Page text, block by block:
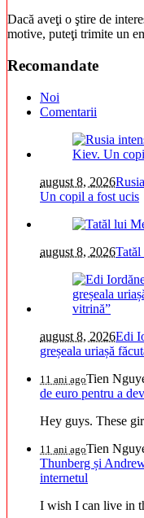
Dacă aveţi o ştire de
motive, puteţi trimite un
Recomandate
Noi
Comentarii
august 8, 2026
Un copil a fost ucis
august 8, 2026Tatăl
august 8, 2026Edi
greșeala uriașă
11 ani agoTien
de euro pentru a
Hey guys. These
11 ani agoTien
Thunberg și
internetul
I wish I can live in